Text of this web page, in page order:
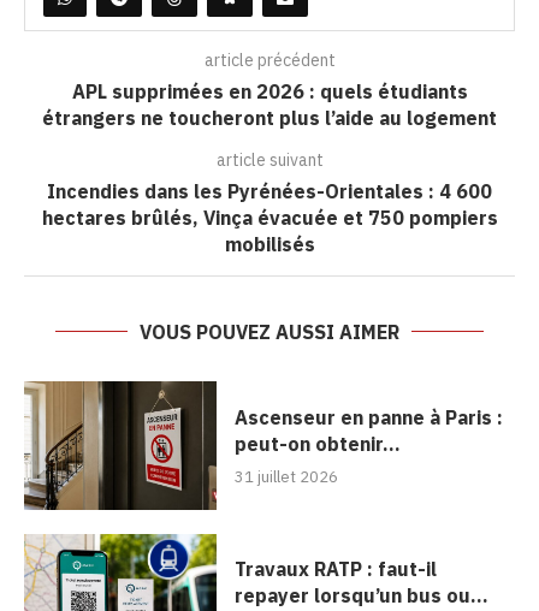
article précédent
APL supprimées en 2026 : quels étudiants
étrangers ne toucheront plus l’aide au logement
article suivant
Incendies dans les Pyrénées-Orientales : 4 600
hectares brûlés, Vinça évacuée et 750 pompiers
mobilisés
VOUS POUVEZ AUSSI AIMER
Ascenseur en panne à Paris :
peut-on obtenir...
31 juillet 2026
Travaux RATP : faut-il
repayer lorsqu’un bus ou...